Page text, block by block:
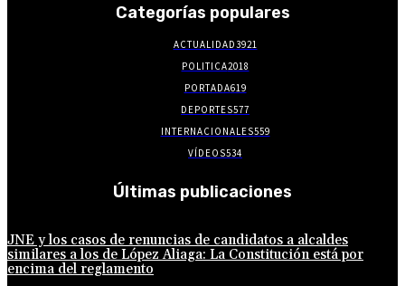
Categorías populares
ACTUALIDAD3921
POLITICA2018
PORTADA619
DEPORTES577
INTERNACIONALES559
VÍDEOS534
Últimas publicaciones
JNE y los casos de renuncias de candidatos a alcaldes
similares a los de López Aliaga: La Constitución está por
encima del reglamento